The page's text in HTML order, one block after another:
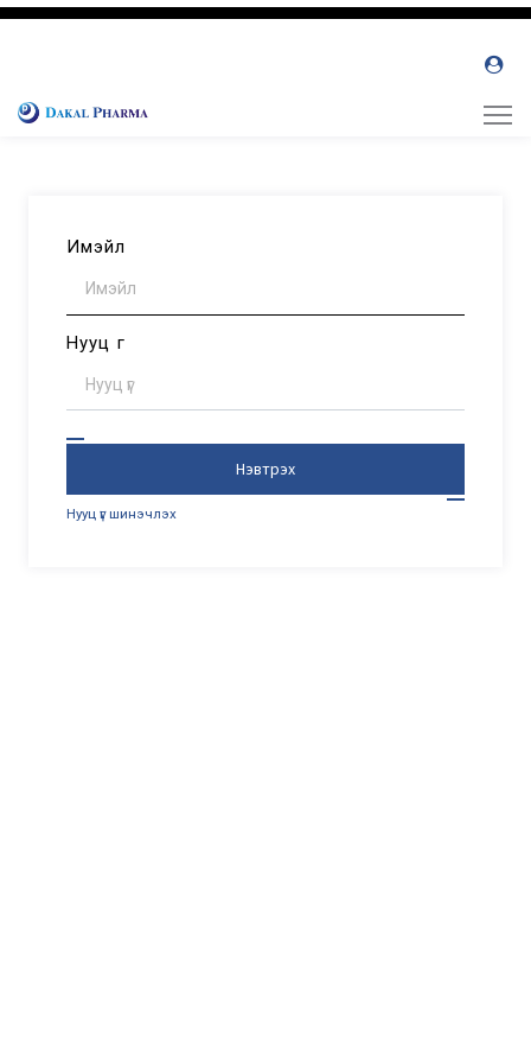
Имэйл
Нууц үг
Нэвтрэх
Нууц үг шинэчлэх